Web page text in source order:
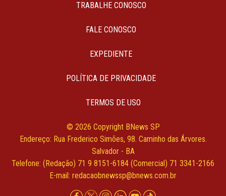
TRABALHE CONOSCO
FALE CONOSCO
EXPEDIENTE
POLÍTICA DE PRIVACIDADE
TERMOS DE USO
© 2026 Copyright BNews SP
Endereço: Rua Frederico Simões, 98. Caminho das Árvores.
Salvador - BA
Telefone: (Redação) 71 9 8151-6184 (Comercial) 71 3341-2166
E-mail: redacaobnewssp@bnews.com.br